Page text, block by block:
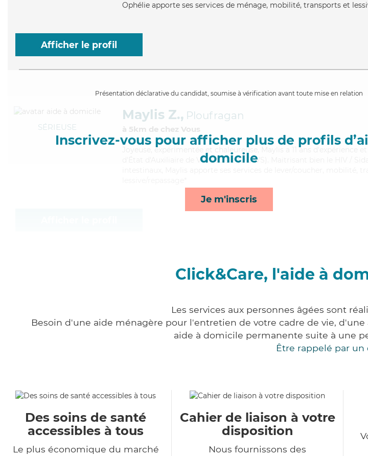
Ophélie apporte ses services de ménage, mobilité, transports et
Afficher le profil
Présentation déclarative du candidat, soumise à vérification avant toute mise en relation
Inscrivez-vous pour afficher plus de profils
domicile
Je m'inscris
SÉRIEUSE
Maylis Z., Ploufragan
à 5km de chez Vous
, expérimentée et chaleureuse, Maylis a 11 ans d'expérience
d'État d'Auxiliaire de Vie Sociale (DEAVS). Maitrisant bien le HIV /
Click&Care, l'aide à
Les services aux personnes âgées sont
Besoin d'une aide ménagère pour l'entretien de votre cadre de vie,
aide à domicile permanente suite à une
Être rappelé par un
Des soins de santé
accessibles à tous
Le plus économique du marché
Cahier de liaison à votre
disposition
Nous fournissons des